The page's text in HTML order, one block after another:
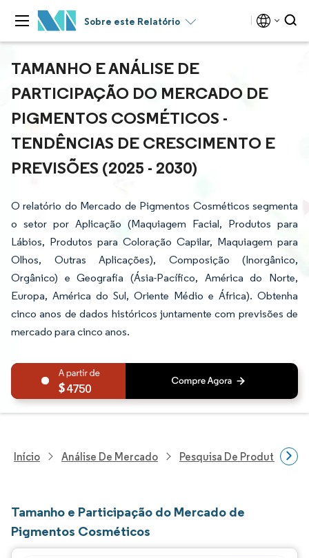
Sobre este Relatório
TAMANHO E ANÁLISE DE
PARTICIPAÇÃO DO MERCADO DE
PIGMENTOS COSMÉTICOS -
TENDÊNCIAS DE CRESCIMENTO E
PREVISÕES (2025 - 2030)
O relatório do Mercado de Pigmentos Cosméticos segmenta
o setor por Aplicação (Maquiagem Facial, Produtos para
Lábios, Produtos para Coloração Capilar, Maquiagem para
Olhos, Outras Aplicações), Composição (Inorgânico,
Orgânico) e Geografia (Ásia-Pacífico, América do Norte,
Europa, América do Sul, Oriente Médio e África). Obtenha
cinco anos de dados históricos juntamente com previsões de
mercado para cinco anos.
4750
Início Análise De Mercado Pesquisa De Produtos
Tamanho e Participação do Mercado de
Pigmentos Cosméticos